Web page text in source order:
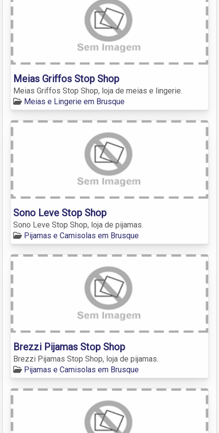
Meias Griffos Stop Shop
Meias Griffos Stop Shop, loja de meias e lingerie.
Meias e Lingerie em Brusque
Sono Leve Stop Shop
Sono Leve Stop Shop, loja de pijamas.
Pijamas e Camisolas em Brusque
Brezzi Pijamas Stop Shop
Brezzi Pijamas Stop Shop, loja de pijamas.
Pijamas e Camisolas em Brusque